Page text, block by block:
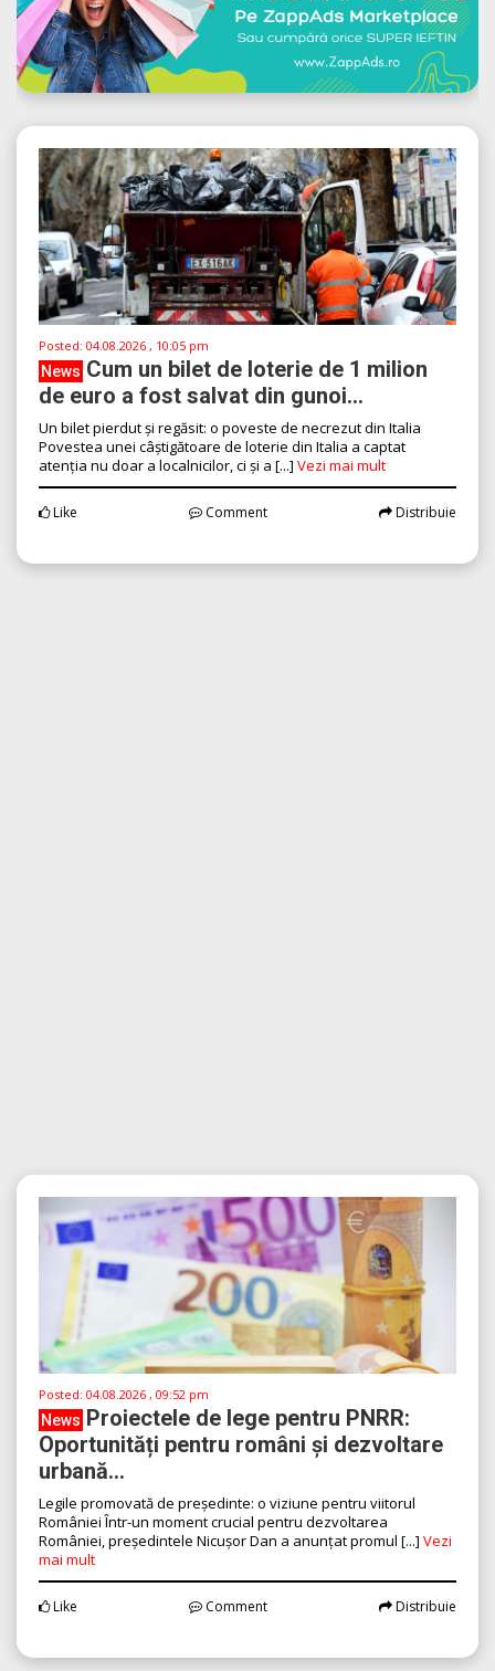
Posted: 04.08.2026 , 10:05 pm
News Cum un bilet de loterie de 1 milion
de euro a fost salvat din gunoi...
Un bilet pierdut și regăsit: o poveste de necrezut din Italia
Povestea unei câștigătoare de loterie din Italia a captat
atenția nu doar a localnicilor, ci și a [...] Vezi mai mult
Like Comment Distribuie
Posted: 04.08.2026 , 09:52 pm
News Proiectele de lege pentru PNRR:
Oportunități pentru români și dezvoltare
urbană...
Legile promovată de președinte: o viziune pentru viitorul
României Într-un moment crucial pentru dezvoltarea
României, președintele Nicușor Dan a anunțat promul [...] Vezi
mai mult
Like Comment Distribuie